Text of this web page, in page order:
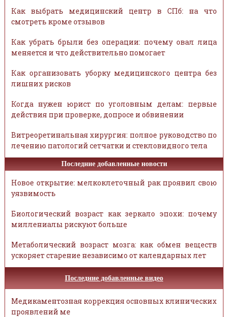
Как выбрать медицинский центр в СПб: на что
смотреть кроме отзывов
Как убрать брыли без операции: почему овал лица
меняется и что действительно помогает
Как организовать уборку медицинского центра без
лишних рисков
Когда нужен юрист по уголовным делам: первые
действия при проверке, допросе и обвинении
Витреоретинальная хирургия: полное руководство по
лечению патологий сетчатки и стекловидного тела
Последние добавленные новости
Новое открытие: мелкоклеточный рак проявил свою
уязвимость
Биологический возраст как зеркало эпохи: почему
миллениалы рискуют больше
Метаболический возраст мозга: как обмен веществ
ускоряет старение независимо от календарных лет
Последние добавленные видео
Медикаментозная коррекция основных клинических
проявлений ме